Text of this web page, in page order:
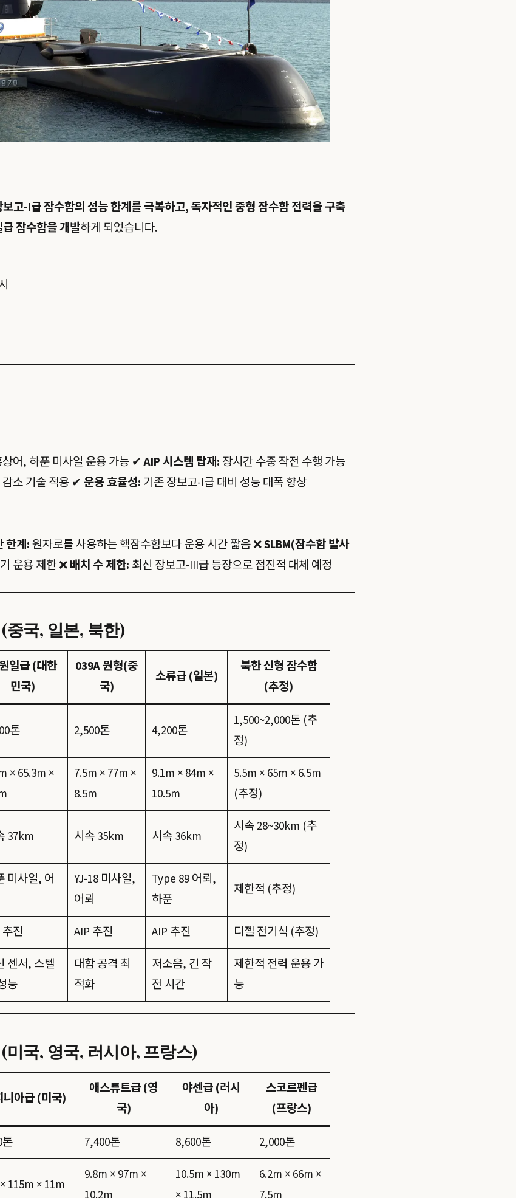
고-I급 잠수함의 성능 한계를 극복하고, 독자적인 중형 잠수함 전력을 구축
잠수함을 개발하게 되었습니다.
상어, 하푼 미사일 운용 가능 ✔AIP 시스템 탑재: 장시간 수중 작전 수행 가능
감소 기술 적용 ✔ 운용 효율성: 기존 장보고-I급 대비 성능 대폭 향상
한계:원자로를 사용하는 핵잠수함보다 운용 시간 짧음 ❌SLBM(잠수함 발사
운용 제한 ❌배치 수 제한: 최신 장보고-III급 등장으로 점진적 대체 예정
중국, 일본, 북한)
일급 (대한
민국)
039A 원형(중
국)
소류급 (일본)
북한 신형 잠수함
(추정)
톤 2,500톤 4,200톤
1,500~2,000톤 (추
정)
× 65.3m ×
7.5m × 77m ×
8.5m
9.1m × 84m ×
10.5m
5.5m × 65m × 6.5m
(추정)
37km 시속 35km 시속 36km
시속 28~30km (추
정)
미사일, 어
YJ-18 미사일,
어뢰
Type 89 어뢰,
하푼
제한적 (추정)
진 AIP 추진 AIP 추진 디젤 전기식 (추정)
센서, 스텔
능
대함 공격 최
적화
저소음, 긴 작
전 시간
제한적 전력 운용 가
능
국, 영국, 러시아, 프랑스)
니아급 (미국)
애스튜트급 (영
국)
야센급 (러시
아)
스코르펜급
(프랑스)
7,400톤 8,600톤
2,000톤
115m × 11m
9.8m × 97m ×
10.5m × 130m
6.2m × 66m ×